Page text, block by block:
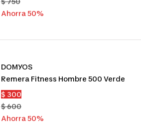
venta
normal
Ahorra 50%
DOMYOS
Remera Fitness Hombre 500 Verde
Precio
de
venta
$ 300
Precio
normal
$ 600
Ahorra 50%